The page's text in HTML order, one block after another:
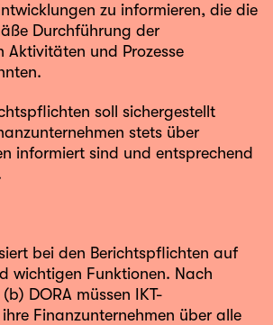
zu informieren, die die
Durchführung der
Aktivitäten und Prozesse
soll sichergestellt
stets über
informiert sind und entsprechend
bei den Berichtspflichten auf
wichtigen Funktionen. Nach
DORA müssen IKT-
Finanzunternehmen über alle